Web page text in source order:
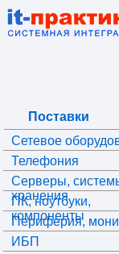
Поставки
Сетевое
Телефония
Серверы,
хранения
ПК, ноутбуки,
компоненты
Периферия,
ИБП